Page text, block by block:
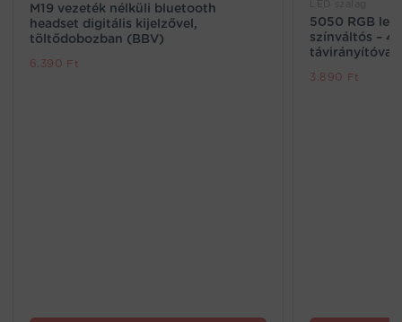
M19 vezeték nélküli bluetooth
headset digitális kijelzővel,
töltődobozban (BBV)
6.390 Ft
5050 RGB
színváltós –
távirányítóval
3.890 Ft